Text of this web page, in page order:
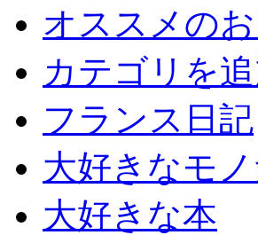
オススメの
カテゴリを
フランス日記
大好きなモ
大好きな本